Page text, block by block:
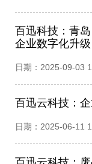
百迅科技：青
企业数字化升级
日期：2025-09-03
百迅云科技：
日期：2025-06-11